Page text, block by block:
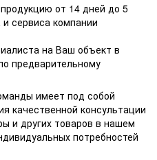
от 14 дней до 5
сервиса компании
на Ваш объект в
предварительному
имеет под собой
качественной консультации
и других товаров в нашем
потребностей